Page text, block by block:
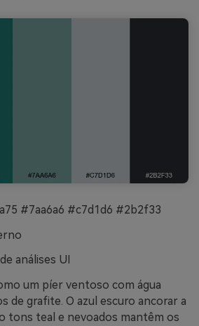
#7aa6a6 #c7d1d6 #2b2f33
análises UI
um píer ventoso com água
de grafite. O azul escuro ancorar a
tons teal e nevoados mantêm os